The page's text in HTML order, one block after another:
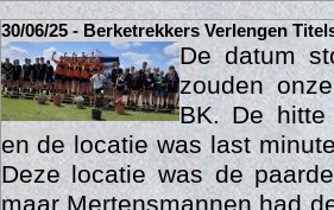
30/06/25 - Berketrekkers Verlengen
De datum
zouden
BK. De
en de locatie was last
Deze locatie was de
maar Mertensmannen had